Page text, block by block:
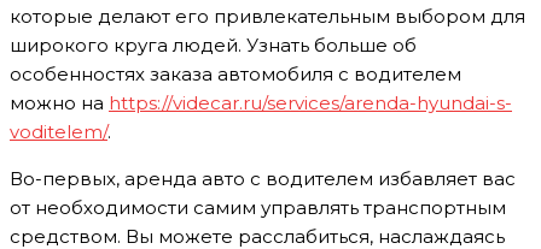
которые делают его привлекательным выбором для
широкого круга людей. Узнать больше об
особенностях заказа автомобиля с водителем
можно на https://videcar.ru/services/arenda-hyundai-s-
voditelem/.
Во-первых, аренда авто с водителем избавляет вас
от необходимости самим управлять транспортным
средством. Вы можете расслабиться, наслаждаясь